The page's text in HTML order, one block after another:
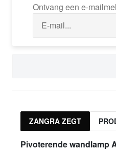
Ontvang een e-
ZANGRA ZEGT
Pivoterende wandlamp